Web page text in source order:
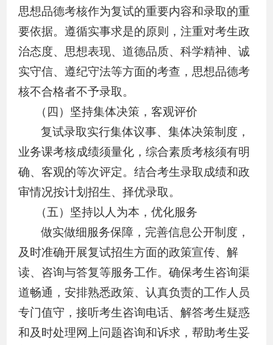
思想品德考核作为复试的重要内容和录取的重
要依据。遵循实事求是的原则，注重对考生政
治态度、思想表现、道德品质、科学精神、诚
实守信、遵纪守法等方面的考查，思想品德考
核不合格者不予录取。
（四）坚持集体决策，客观评价
复试录取实行集体议事、集体决策制度，
业务课考核成绩须量化，综合素质考核须有明
确、客观的等次评定。结合考生录取成绩和政
审情况按计划招生、择优录取。
（五）坚持以人为本，优化服务
做实做细服务保障，完善信息公开制度，
及时准确开展复试招生方面的政策宣传、解
读、咨询与答复等服务工作。确保考生咨询渠
道畅通，安排熟悉政策、认真负责的工作人员
专门值守 ，接听考生咨询电话、解答考生疑惑
和及时处理网上问题咨询和诉求，帮助考生妥